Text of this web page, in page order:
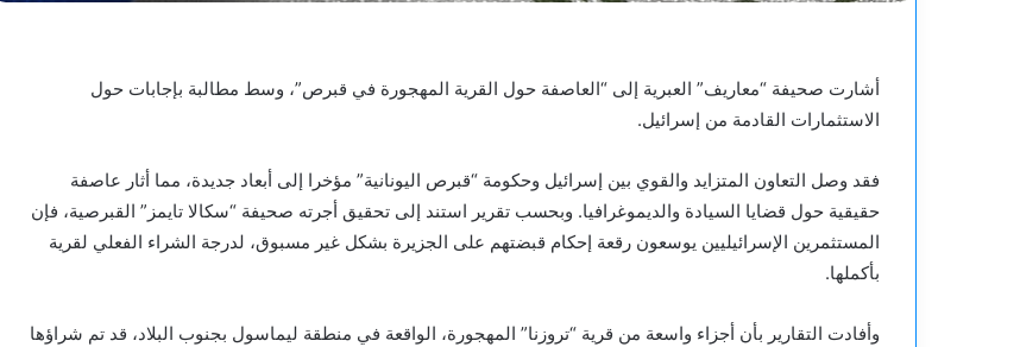
أشارت صحيفة “معاريف” العبرية إلى “العاصفة حول القرية المهجورة في قبرص”، وسط مطالبة بإجابات حول
الاستثمارات القادمة من إسرائيل.
فقد وصل التعاون المتزايد والقوي بين إسرائيل وحكومة “قبرص اليونانية” مؤخرا إلى أبعاد جديدة، مما أثار عاصفة
حقيقية حول قضايا السيادة والديموغرافيا. وبحسب تقرير استند إلى تحقيق أجرته صحيفة “سكالا تايمز” القبرصية، فإن
المستثمرين الإسرائيليين يوسعون رقعة إحكام قبضتهم على الجزيرة بشكل غير مسبوق، لدرجة الشراء الفعلي لقرية
بأكملها.
وأفادت التقارير بأن أجزاء واسعة من قرية “تروزنا” المهجورة، الواقعة في منطقة ليماسول بجنوب البلاد، قد تم شراؤها